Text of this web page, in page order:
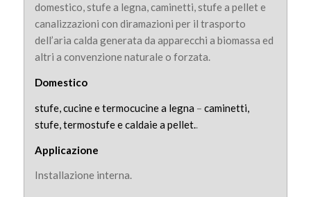
domestico, stufe a legna, caminetti, stufe a pellet e
canalizzazioni con diramazioni per il trasporto
dell’aria calda generata da apparecchi a biomassa ed
altri a convenzione naturale o forzata.
Domestico
stufe, cucine e termocucine a legna – caminetti,
stufe, termostufe e caldaie a pellet..
Applicazione
Installazione interna.